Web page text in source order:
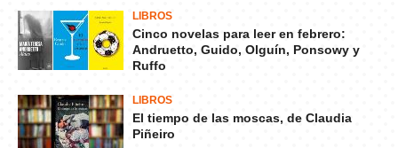
LIBROS
Cinco novelas para leer en febrero:
Andruetto, Guido, Olguín, Ponsowy y
Ruffo
LIBROS
El tiempo de las moscas, de Claudia
Piñeiro